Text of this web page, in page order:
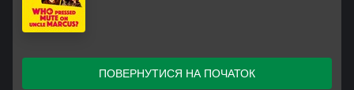
ПОВЕРНУТИСЯ НА ПОЧАТОК